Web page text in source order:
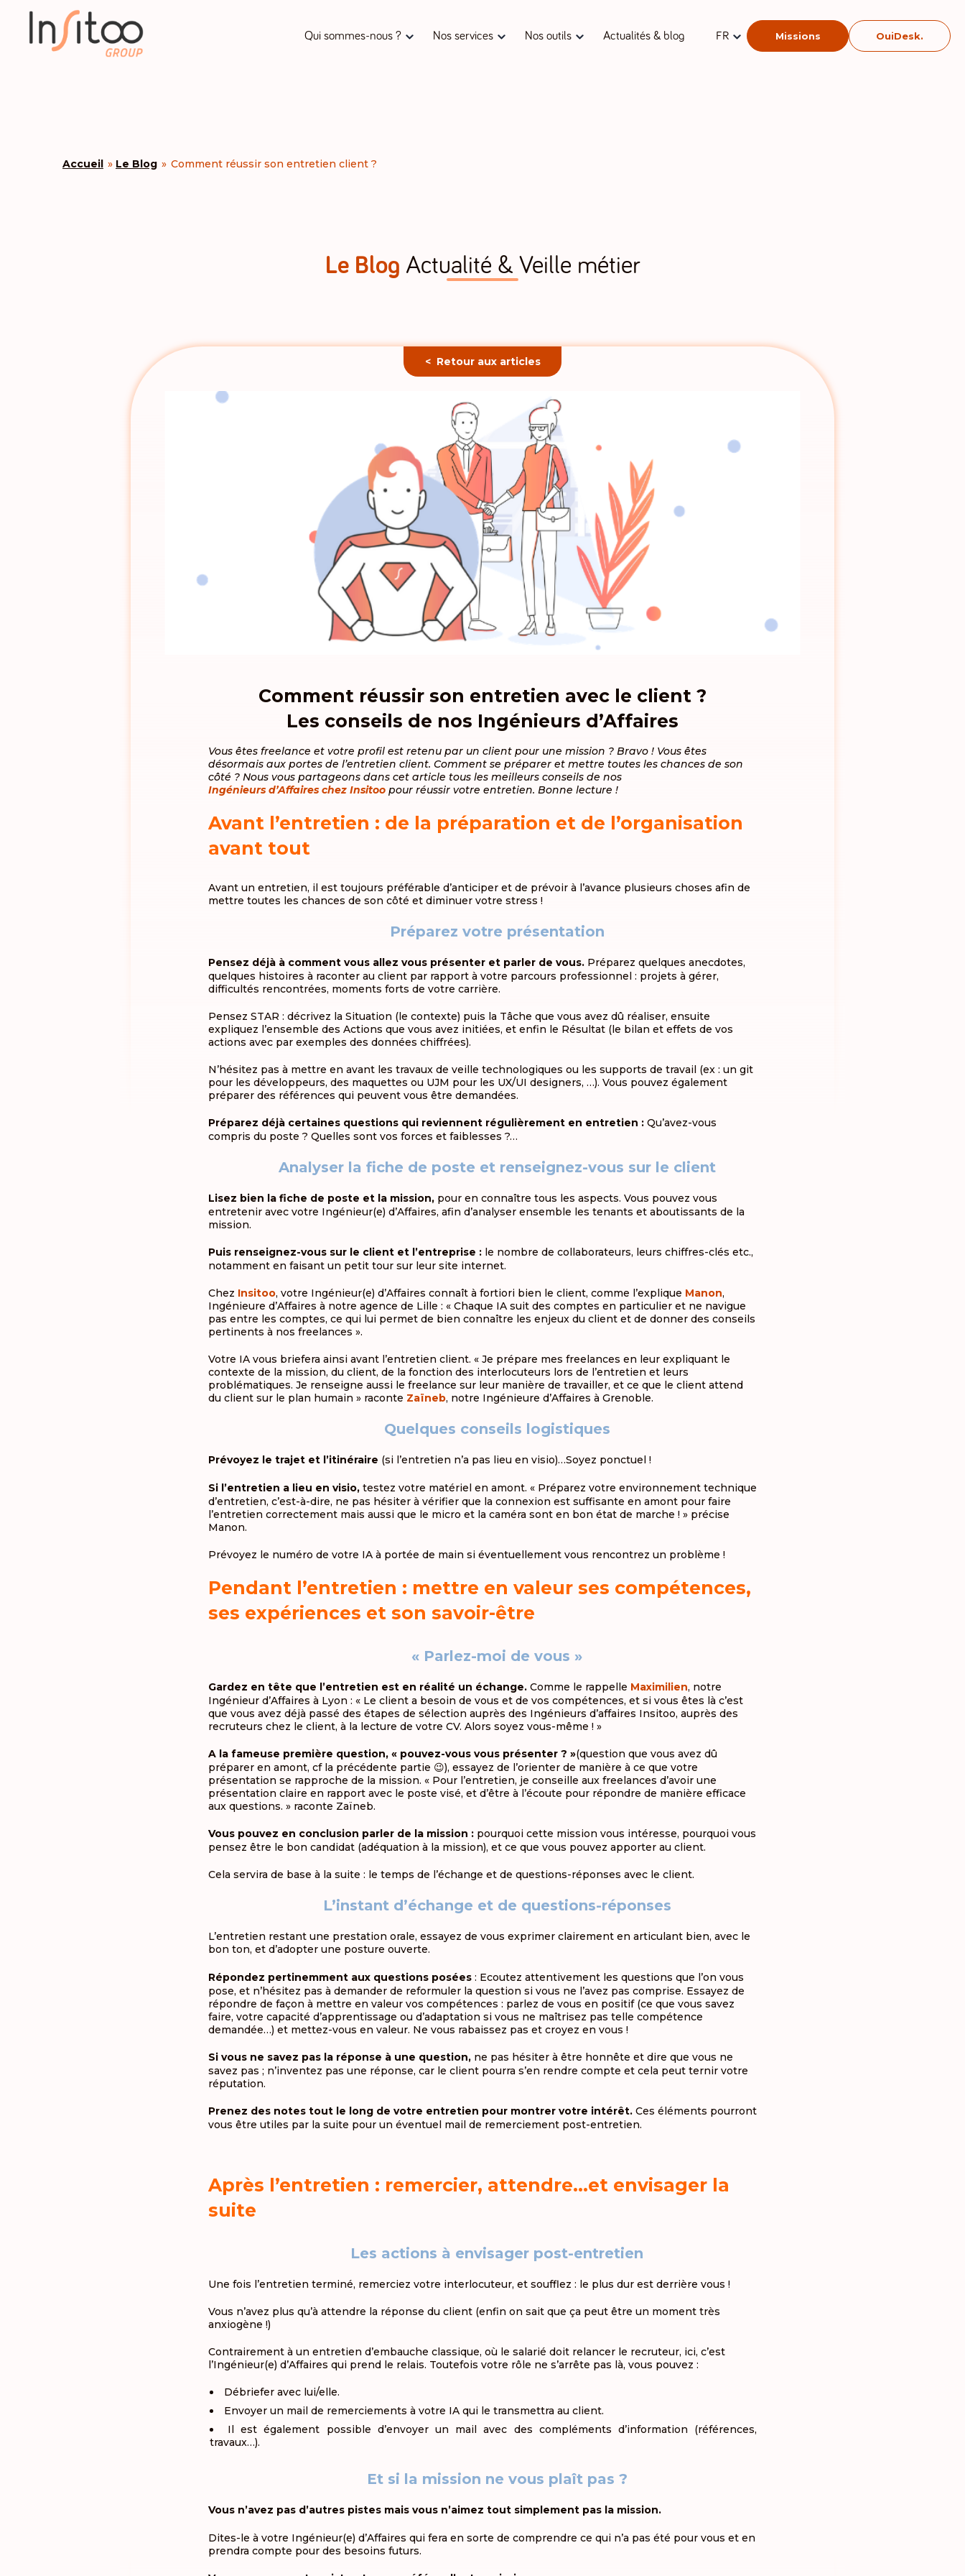
Qui sommes-nous ? Nos services Nos outils Actualités & blog FR Missions OuiDesk.
Accueil » Le Blog » Comment réussir son entretien client ?
Le Blog Actualité & Veille métier
< Retour aux articles
Comment réussir son entretien avec le client ?
Les conseils de nos Ingénieurs d’Affaires
Vous êtes freelance et votre profil est retenu par un client pour une mission ? Bravo ! Vous êtes
désormais aux portes de l’entretien client. Comment se préparer et mettre toutes les chances de son
côté ? Nous vous partageons dans cet article tous les meilleurs conseils de nos
Ingénieurs d’Affaires chez Insitoopour réussir votre entretien. Bonne lecture !
Avant l’entretien : de la préparation et de l’organisation
avant tout
Avant un entretien, il est toujours préférable d’anticiper et de prévoir à l’avance plusieurs choses afin de
mettre toutes les chances de son côté et diminuer votre stress !
Préparez votre présentation
Pensez déjà à comment vous allez vous présenter et parler de vous. Préparez quelques anecdotes,
quelques histoires à raconter au client par rapport à votre parcours professionnel : projets à gérer,
difficultés rencontrées, moments forts de votre carrière.
Pensez STAR : décrivez la Situation (le contexte) puis la Tâche que vous avez dû réaliser, ensuite
expliquez l’ensemble des Actions que vous avez initiées, et enfin le Résultat (le bilan et effets de vos
actions avec par exemples des données chiffrées).
N’hésitez pas à mettre en avant les travaux de veille technologiques ou les supports de travail (ex : un git
pour les développeurs, des maquettes ou UJM pour les UX/UI designers, …). Vous pouvez également
préparer des références qui peuvent vous être demandées.
Préparez déjà certaines questions qui reviennent régulièrement en entretien :Qu’avez-vous
compris du poste ? Quelles sont vos forces et faiblesses ?…
Analyser la fiche de poste et renseignez-vous sur le client
Lisez bien la fiche de poste et la mission,pour en connaître tous les aspects. Vous pouvez vous
entretenir avec votre Ingénieur(e) d’Affaires, afin d’analyser ensemble les tenants et aboutissants de la
mission.
Puis renseignez-vous sur le client et l’entreprise :le nombre de collaborateurs, leurs chiffres-clés etc.,
notamment en faisant un petit tour sur leur site internet.
Chez Insitoo, votre Ingénieur(e) d’Affaires connaît à fortiori bien le client, comme l’explique Manon,
Ingénieure d’Affaires à notre agence de Lille : « Chaque IA suit des comptes en particulier et ne navigue
pas entre les comptes, ce qui lui permet de bien connaître les enjeux du client et de donner des conseils
pertinents à nos freelances ».
Votre IA vous briefera ainsi avant l’entretien client. « Je prépare mes freelances en leur expliquant le
contexte de la mission, du client, de la fonction des interlocuteurs lors de l’entretien et leurs
problématiques. Je renseigne aussi le freelance sur leur manière de travailler, et ce que le client attend
du client sur le plan humain » raconte Zaïneb, notre Ingénieure d’Affaires à Grenoble.
Quelques conseils logistiques
Prévoyez le trajet et l’itinéraire (si l’entretien n’a pas lieu en visio)…Soyez ponctuel !
Si l’entretien a lieu en visio,testez votre matériel en amont. « Préparez votre environnement technique
d’entretien, c’est-à-dire, ne pas hésiter à vérifier que la connexion est suffisante en amont pour faire
l’entretien correctement mais aussi que le micro et la caméra sont en bon état de marche ! » précise
Manon.
Prévoyez le numéro de votre IA à portée de main si éventuellement vous rencontrez un problème !
Pendant l’entretien : mettre en valeur ses compétences,
ses expériences et son savoir-être
« Parlez-moi de vous »
Gardez en tête que l’entretien est en réalité un échange.Comme le rappelle Maximilien, notre
Ingénieur d’Affaires à Lyon : « Le client a besoin de vous et de vos compétences, et si vous êtes là c’est
que vous avez déjà passé des étapes de sélection auprès des Ingénieurs d’affaires Insitoo, auprès des
recruteurs chez le client, à la lecture de votre CV. Alors soyez vous-même ! »
A la fameuse première question, « pouvez-vous vous présenter ? »(question que vous avez dû
préparer en amont, cf la précédente partie 😉), essayez de l’orienter de manière à ce que votre
présentation se rapproche de la mission. « Pour l’entretien, je conseille aux freelances d’avoir une
présentation claire en rapport avec le poste visé, et d’être à l’écoute pour répondre de manière efficace
aux questions. » raconte Zaïneb.
Vous pouvez en conclusion parler de la mission :pourquoi cette mission vous intéresse, pourquoi vous
pensez être le bon candidat (adéquation à la mission), et ce que vous pouvez apporter au client.
Cela servira de base à la suite : le temps de l’échange et de questions-réponses avec le client.
L’instant d’échange et de questions-réponses
L’entretien restant une prestation orale, essayez de vous exprimer clairement en articulant bien, avec le
bon ton, et d’adopter une posture ouverte.
Répondez pertinemment aux questions posées : Ecoutez attentivement les questions que l’on vous
pose, et n’hésitez pas à demander de reformuler la question si vous ne l’avez pas comprise. Essayez de
répondre de façon à mettre en valeur vos compétences : parlez de vous en positif (ce que vous savez
faire, votre capacité d’apprentissage ou d’adaptation si vous ne maîtrisez pas telle compétence
demandée…) et mettez-vous en valeur. Ne vous rabaissez pas et croyez en vous !
Si vous ne savez pas la réponse à une question,ne pas hésiter à être honnête et dire que vous ne
savez pas ; n’inventez pas une réponse, car le client pourra s’en rendre compte et cela peut ternir votre
réputation.
Prenez des notes tout le long de votre entretien pour montrer votre intérêt. Ces éléments pourront
vous être utiles par la suite pour un éventuel mail de remerciement post-entretien.
Après l’entretien : remercier, attendre…et envisager la
suite
Les actions à envisager post-entretien
Une fois l’entretien terminé, remerciez votre interlocuteur, et soufflez : le plus dur est derrière vous !
Vous n’avez plus qu’à attendre la réponse du client (enfin on sait que ça peut être un moment très
anxiogène !)
Contrairement à un entretien d’embauche classique, où le salarié doit relancer le recruteur, ici, c’est
l’Ingénieur(e) d’Affaires qui prend le relais. Toutefois votre rôle ne s’arrête pas là, vous pouvez :
Débriefer avec lui/elle.
Envoyer un mail de remerciements à votre IA qui le transmettra au client.
Il est également possible d’envoyer un mail avec des compléments d’information (références,
travaux…).
Et si la mission ne vous plaît pas ?
Vous n’avez pas d’autres pistes mais vous n’aimez tout simplement pas la mission.
Dites-le à votre Ingénieur(e) d’Affaires qui fera en sorte de comprendre ce qui n’a pas été pour vous et en
prendra compte pour des besoins futurs.